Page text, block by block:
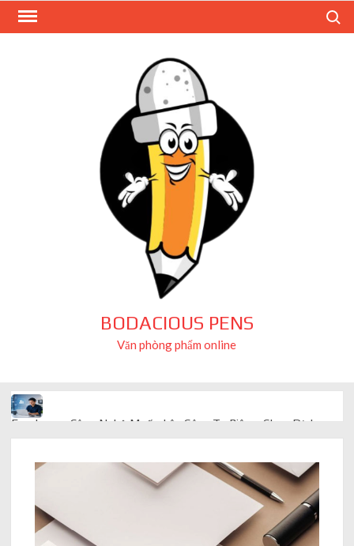
Skip
BODACIOUS PENS
Văn phòng phẩm online
Freelancer Công Nghệ Muốn Lên Công Ty Riêng: Chọn Dịch
Vụ Thành Lập Trọn Gói Giá Rẻ Thế Nào?
Quà cá nhân hóa: vì sao món làm riêng luôn ghi điểm
AI trong doanh nghiệp: Phân biệt RPA, workflow và AI agent